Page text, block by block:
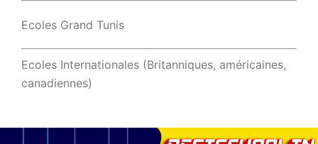
Ecoles Grand Tunis
Ecoles Internationales (Britanniques, américaines,
canadiennes)